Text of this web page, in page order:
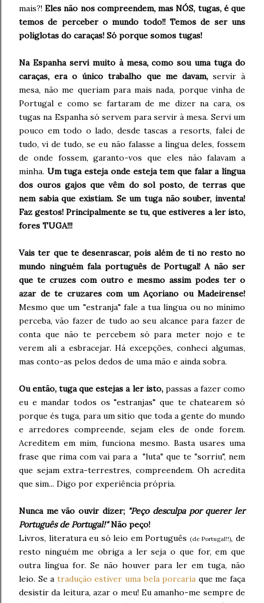
mais?! Eles não nos compreendem, mas NÓS, tugas, é que
temos de perceber o mundo todo!! Temos de ser uns
poliglotas do caraças! Só porque somos tugas!
Na Espanha servi muito à mesa, como sou uma tuga do
caraças, era o único trabalho que me davam, servir à
mesa, não me queriam para mais nada, porque vinha de
Portugal e como se fartaram de me dizer na cara, os
tugas na Espanha só servem para servir à mesa. Servi um
pouco em todo o lado, desde tascas a resorts, falei de
tudo, vi de tudo, se eu não falasse a língua deles, fossem
de onde fossem, garanto-vos que eles não falavam a
minha. Um tuga esteja onde esteja tem que falar a língua
dos ouros gajos que vêm do sol posto, de terras que
nem sabia que existiam. Se um tuga não souber, inventa!
Faz gestos! Principalmente se tu, que estiveres a ler isto,
fores TUGA!!!
Vais ter que te desenrascar, pois além de ti no resto no
mundo ninguém fala português de Portugal! A não ser
que te cruzes com outro e mesmo assim podes ter o
azar de te cruzares com um Açoriano ou Madeirense!
Mesmo que um "estranja" fale a tua língua ou no mínimo
perceba, vão fazer de tudo ao seu alcance para fazer de
conta que não te percebem só para meter nojo e te
verem ali a esbracejar. Há excepções, conheci algumas,
mas conto-as pelos dedos de uma mão e ainda sobra.
Ou então, tuga que estejas a ler isto, passas a fazer como
eu e mandar todos os "estranjas" que te chatearem só
porque és tuga, para um sitio que toda a gente do mundo
e arredores compreende, sejam eles de onde forem.
Acreditem em mim, funciona mesmo. Basta usares uma
frase que rima com vai para a "luta" que te "sorriu", nem
que sejam extra-terrestres, compreendem. Oh acredita
que sim... Digo por experiência própria.
Nunca me vão ouvir dizer; "Peço desculpa por querer ler
Português de Portugal!"Não peço!
Livros, literatura eu só leio em Português (de Portugal!!), de
resto ninguém me obriga a ler seja o que for, em que
outra língua for. Se não houver para ler em tuga, não
leio. Se a tradução estiver uma bela porcaria que me faça
desistir da leitura, azar o meu! Eu amanho-me sempre de